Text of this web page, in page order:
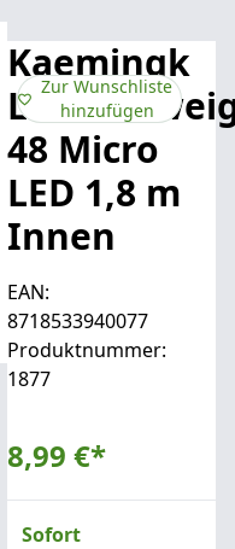
Kaemingk
48 Micro
LED 1,8 m
Innen
EAN:
8718533940077
Produktnummer:
1877
8,99 €*
Zur Wunschliste
hinzufügen
Sofort